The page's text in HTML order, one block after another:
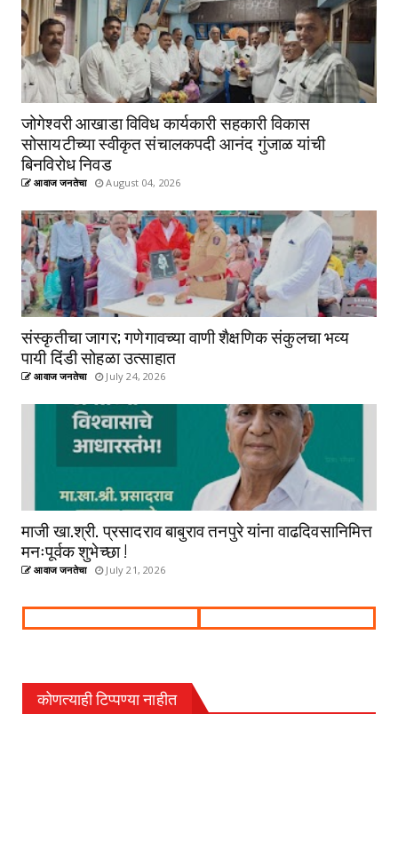
जोगेश्वरी आखाडा विविध कार्यकारी सहकारी विकास
सोसायटीच्या स्वीकृत संचालकपदी आनंद गुंजाळ यांची
बिनविरोध निवड
आवाज जनतेचा August 04, 2026
संस्कृतीचा जागर; गणेगावच्या वाणी शैक्षणिक संकुलचा भव्य
पायी दिंडी सोहळा उत्साहात
आवाज जनतेचा July 24, 2026
माजी खा.श्री. प्रसादराव बाबुराव तनपुरे यांना वाढदिवसानिमित्त
मनःपूर्वक शुभेच्छा !
आवाज जनतेचा July 21, 2026
कोणत्याही टिप्पण्‍या नाहीत